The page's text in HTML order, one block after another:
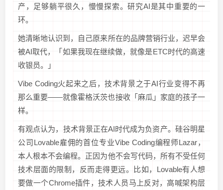
产，足够躺平很久，慢慢探索。研究AI是其中重要的一
环。
她清晰地认识到，自己原来所在的品牌营销行业，迟早会
被AI取代，「如果我现在继续做，就像是ETC时代的高速
收银员。」
Vibe Coding火起来之后，技术背景之于AI行业变得不再
那么重要——就像霍格沃茨也接收「麻瓜」家庭的孩子一
样。
有观点认为，技术背景正在AI时代成为负资产。硅谷明星
公司Lovable雇佣的首位专业Vibe Coding编程师Lazar，
本人根本不会编程。正因为他不会写代码，所有不受任何
技术层面的限制，反而走得更远。比如，Lovable有人想
要做一个Chrome插件，技术人员马上反对，高喊架构层